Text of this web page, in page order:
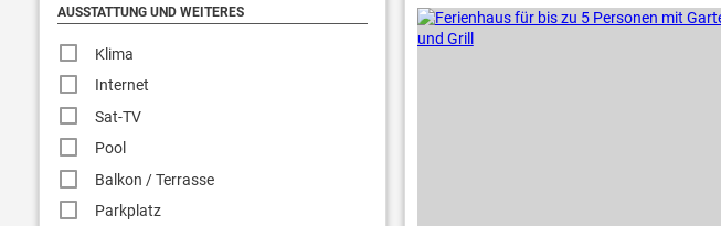
AUSSTATTUNG UND WEITERES
Klima
Internet
Sat-TV
Pool
Balkon / Terrasse
Parkplatz